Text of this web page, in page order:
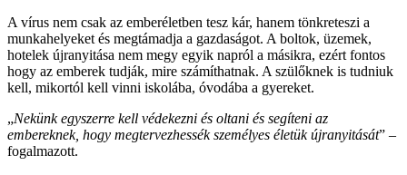
A vírus nem csak az emberéletben tesz kár, hanem tönkreteszi a
munkahelyeket és megtámadja a gazdaságot. A boltok, üzemek,
hotelek újranyitása nem megy egyik napról a másikra, ezért fontos
hogy az emberek tudják, mire számíthatnak. A szülőknek is tudniuk
kell, mikortól kell vinni iskolába, óvodába a gyereket.
„Nekünk egyszerre kell védekezni és oltani és segíteni az
embereknek, hogy megtervezhessék személyes életük újranyitását” –
fogalmazott.